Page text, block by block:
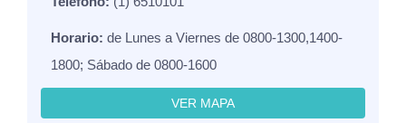
Horario: de Lunes a Viernes de 0800-1300,1400-
1800; Sábado de 0800-1600
VER MAPA